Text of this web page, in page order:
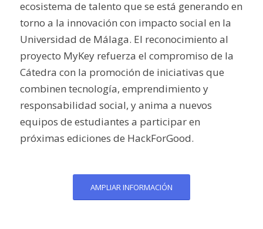
ecosistema de talento que se está generando en
torno a la innovación con impacto social en la
Universidad de Málaga. El reconocimiento al
proyecto MyKey refuerza el compromiso de la
Cátedra con la promoción de iniciativas que
combinen tecnología, emprendimiento y
responsabilidad social, y anima a nuevos
equipos de estudiantes a participar en
próximas ediciones de HackForGood.
AMPLIAR INFORMACIÓN